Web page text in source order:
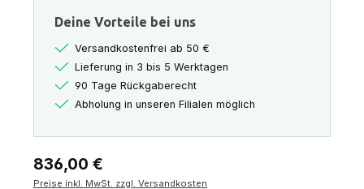
Deine Vorteile bei uns
Versandkostenfrei ab 50 €
Lieferung in 3 bis 5 Werktagen
90 Tage Rückgaberecht
Abholung in unseren Filialen möglich
Regulärer Preis:
836,00 €
Preise inkl. MwSt. zzgl. Versandkosten